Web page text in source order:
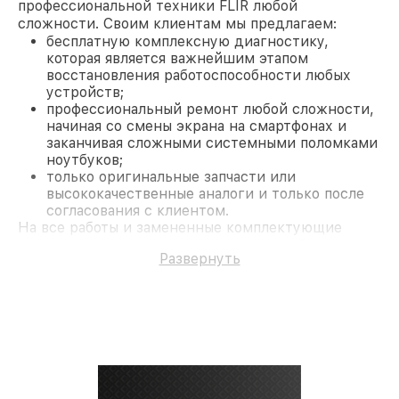
профессиональной техники FLIR любой
сложности. Своим клиентам мы предлагаем:
бесплатную комплексную диагностику,
которая является важнейшим этапом
восстановления работоспособности любых
устройств;
профессиональный ремонт любой сложности,
начиная со смены экрана на смартфонах и
заканчивая сложными системными поломками
ноутбуков;
только оригинальные запчасти или
высококачественные аналоги и только после
согласования с клиентом.
На все работы и замененные комплектующие
поломки по условиям гарантии, мы бесплатно
безупречной репутацией;
Развернуть